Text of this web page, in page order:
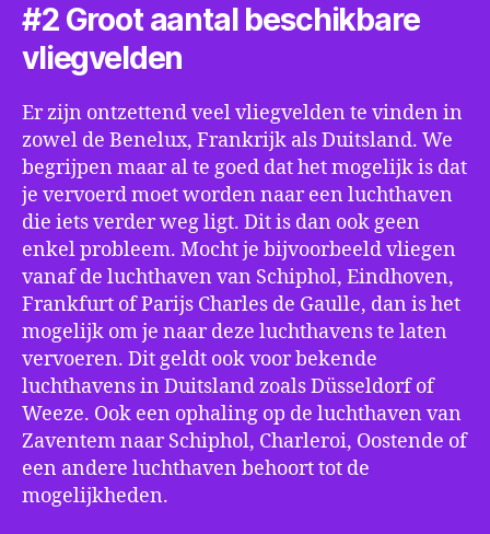
#2 Groot aantal beschikbare
vliegvelden
Er zijn ontzettend veel vliegvelden te vinden in
zowel de Benelux, Frankrijk als Duitsland. We
begrijpen maar al te goed dat het mogelijk is dat
je vervoerd moet worden naar een luchthaven
die iets verder weg ligt. Dit is dan ook geen
enkel probleem. Mocht je bijvoorbeeld vliegen
vanaf de luchthaven van Schiphol, Eindhoven,
Frankfurt of Parijs Charles de Gaulle, dan is het
mogelijk om je naar deze luchthavens te laten
vervoeren. Dit geldt ook voor bekende
luchthavens in Duitsland zoals Düsseldorf of
Weeze. Ook een ophaling op de luchthaven van
Zaventem naar Schiphol, Charleroi, Oostende of
een andere luchthaven behoort tot de
mogelijkheden.